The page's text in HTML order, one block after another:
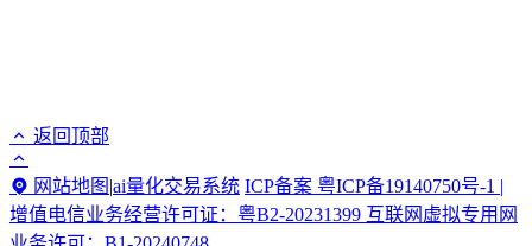
返回顶部
网站地图 |ai量化交易系统 ICP备案 粤ICP备19140750号-1 |
增值电信业务经营许可证：粤B2-20231399 互联网虚拟专用网